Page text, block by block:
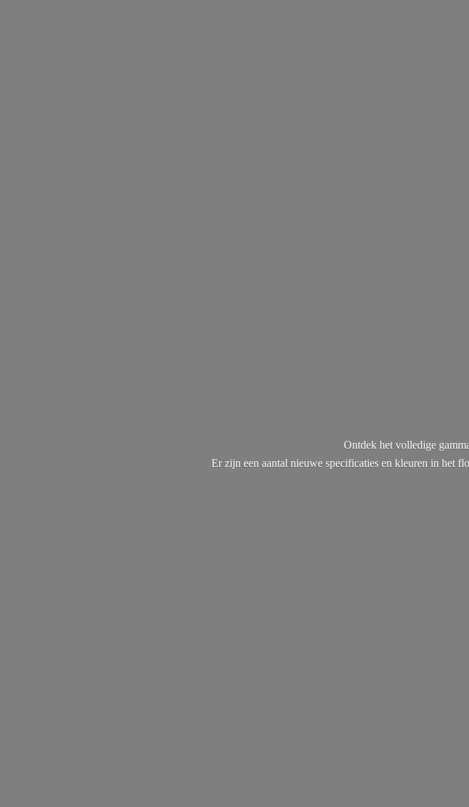
Ontdek het volledige
Er zijn een aantal nieuwe specificaties en kleuren in het